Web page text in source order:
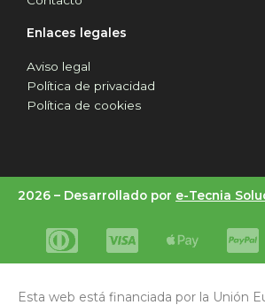
Enlaces legales
Aviso legal
Política de privacidad
Política de cookies
2026 – Desarrollado por e-Tecnia
Esta web está financiada por la Unión